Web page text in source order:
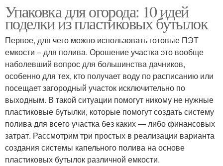
Упаковка для огорода: 10 идей
поделки из пластиковых бутылок
Первое, для чего можно использовать готовые ПЭТ
емкости – для полива. Орошение участка это вообще
наболевший вопрос для большинства дачников,
особенно для тех, кто получает воду по расписанию или
посещает загородный участок исключительно по
выходным. В такой ситуации помогут никому не нужные
пластиковые бутылки, которые помогут создать систему
полива для всего участка без каких — либо финансовых
затрат. Рассмотрим три простых в реализации варианта
создания системы капельного полива на основе
пластиковых бутылок различной емкости.